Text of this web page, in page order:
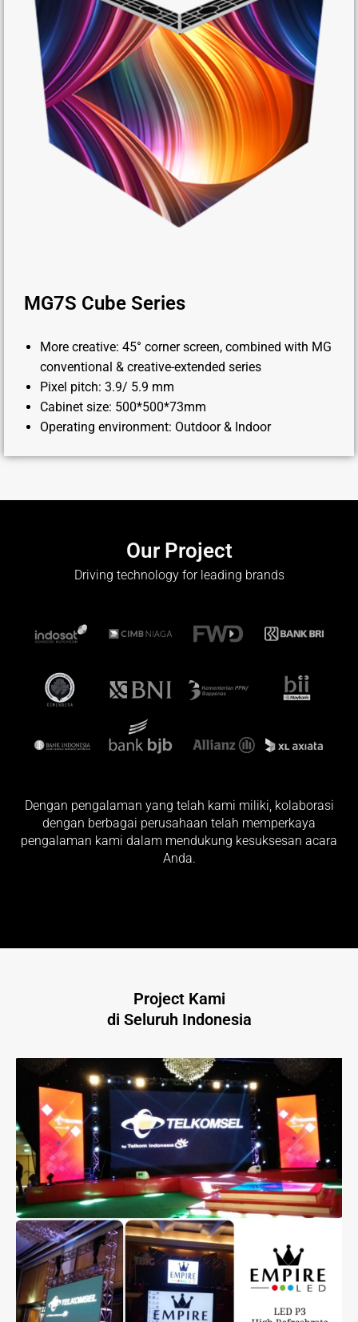
MG7S Cube Series
More creative: 45° corner screen, combined with MG
conventional & creative-extended series
Pixel pitch: 3.9/ 5.9 mm
Cabinet size: 500*500*73mm
Operating environment: Outdoor & Indoor
Our Project
Driving technology for leading brands
Dengan pengalaman yang telah kami miliki, kolaborasi
dengan berbagai perusahaan telah memperkaya
pengalaman kami dalam mendukung kesuksesan acara
Anda.
Project Kami
di Seluruh Indonesia